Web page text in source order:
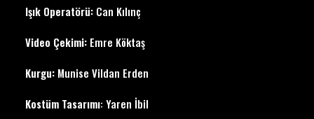
Işık Operatörü: Can Kılınç
Video Çekimi: Emre Köktaş
Kurgu: Munise Vildan Erden
Kostüm Tasarımı: Yaren İbil